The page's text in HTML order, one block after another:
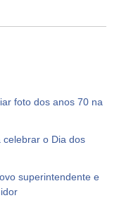
foto dos anos 70 na
celebrar o Dia dos
superintendente e